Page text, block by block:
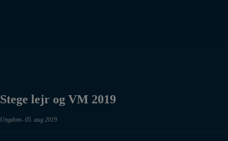
Stege lejr og VM 2019
Ungdom 05. aug 2019